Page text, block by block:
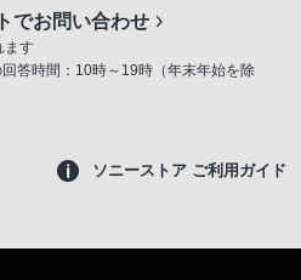
でお問い合わせ
ます
答時間：10時～19時（年末年始を除
ソニーストア ご利用ガイド